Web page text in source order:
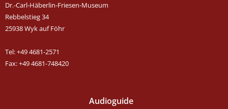
Dr.-Carl-Häberlin-Friesen-Museum
Rebbelstieg 34
25938 Wyk auf Föhr
Tel: +49 4681-2571
Fax: +49 4681-748420
Audioguide